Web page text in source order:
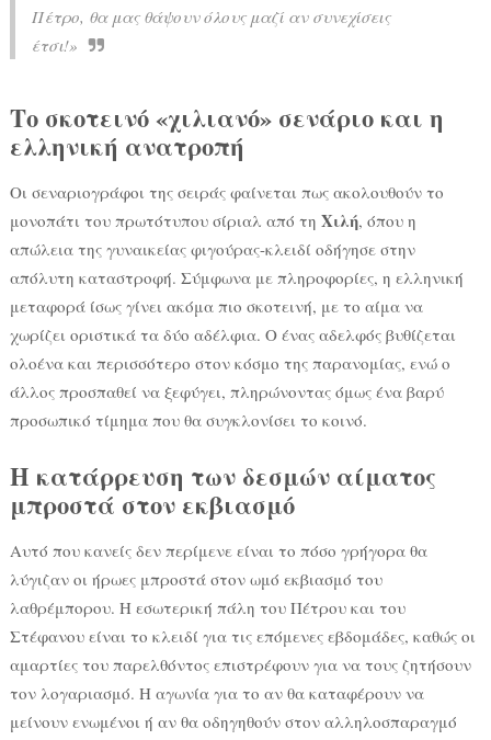
Πέτρο, θα μας θάψουν όλους μαζί αν συνεχίσεις
έτσι!»
Το σκοτεινό «χιλιανό» σενάριο και η
ελληνική ανατροπή
Οι σεναριογράφοι της σειράς φαίνεται πως ακολουθούν το
μονοπάτι του πρωτότυπου σίριαλ από τη Χιλή, όπου η
απώλεια της γυναικείας φιγούρας-κλειδί οδήγησε στην
απόλυτη καταστροφή. Σύμφωνα με πληροφορίες, η ελληνική
μεταφορά ίσως γίνει ακόμα πιο σκοτεινή, με το αίμα να
χωρίζει οριστικά τα δύο αδέλφια. Ο ένας αδελφός βυθίζεται
ολοένα και περισσότερο στον κόσμο της παρανομίας, ενώ ο
άλλος προσπαθεί να ξεφύγει, πληρώνοντας όμως ένα βαρύ
προσωπικό τίμημα που θα συγκλονίσει το κοινό.
Η κατάρρευση των δεσμών αίματος
μπροστά στον εκβιασμό
Αυτό που κανείς δεν περίμενε είναι το πόσο γρήγορα θα
λύγιζαν οι ήρωες μπροστά στον ωμό εκβιασμό του
λαθρέμπορου. Η εσωτερική πάλη του Πέτρου και του
Στέφανου είναι το κλειδί για τις επόμενες εβδομάδες, καθώς οι
αμαρτίες του παρελθόντος επιστρέφουν για να τους ζητήσουν
τον λογαριασμό. Η αγωνία για το αν θα καταφέρουν να
μείνουν ενωμένοι ή αν θα οδηγηθούν στον αλληλοσπαραγμό